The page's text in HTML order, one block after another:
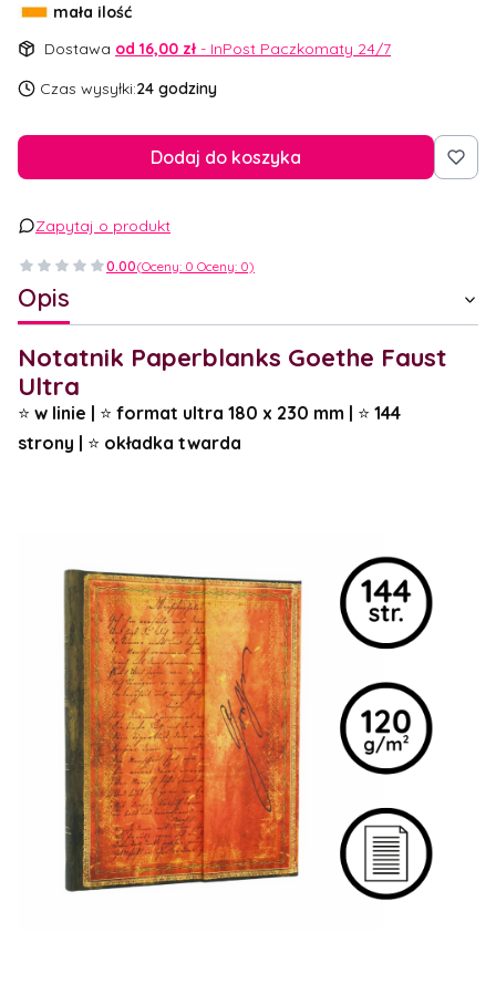
mała ilość
Dostawa od 16,00 zł - InPost Paczkomaty 24/7
Czas wysyłki:24 godziny
Dodaj do koszyka
Zapytaj o produkt
0.00(Oceny: 0 Oceny: 0)
Opis
Notatnik Paperblanks Goethe Faust
Ultra
⭐ w linie | ⭐ format ultra 180 x 230 mm | ⭐ 144
strony | ⭐ okładka twarda